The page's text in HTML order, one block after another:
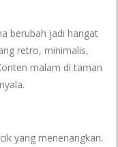
berubah jadi hangat
retro, minimalis,
malam di taman
yang menenangkan.